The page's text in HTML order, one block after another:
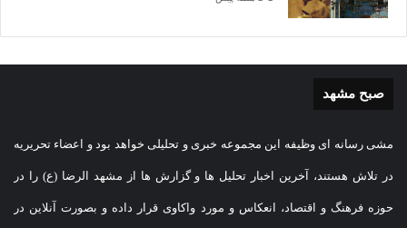
صبح مشهد
مشی رسانه ای وظیفه این مجموعه خبری و تحلیلی خواهد بود و اعضاء تحریریه
در تلاش هستند، آخرین اخبار تحلیل ها و گزارش ها از مشهد الرضا (ع) را در
حوزه فرهنگ و اقتصاد، انعکاس و مورد واکاوی قرار داده و بصورت آنلاین در